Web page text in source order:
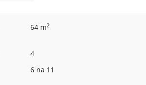
64 m2
4
6 na 11